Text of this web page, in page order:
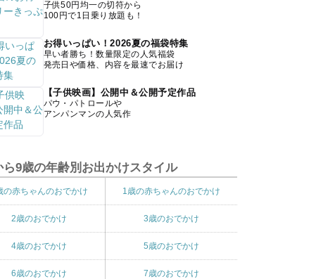
子供50円均一の切符から
100円で1日乗り放題も！
お得いっぱい！2026夏の福袋特集
早い者勝ち！数量限定の人気福袋
発売日や価格、内容を最速でお届け
【子供映画】公開中＆公開予定作品
パウ・パトロールや
アンパンマンの人気作
ら9歳の年齢別お出かけスタイル
の赤ちゃんのおでかけ 1歳の赤ちゃんのおでかけ
2歳のおでかけ 3歳のおでかけ
4歳のおでかけ 5歳のおでかけ
6歳のおでかけ 7歳のおでかけ